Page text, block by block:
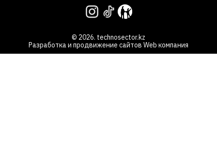
© 2026. technosector.kz
Разработка и продвижение сайтов Web компания